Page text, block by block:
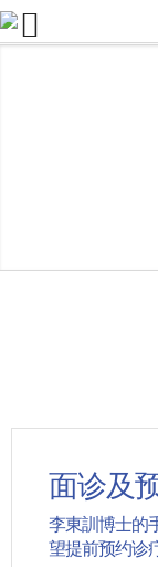
面诊及
李東訓博士的
望提前预约诊